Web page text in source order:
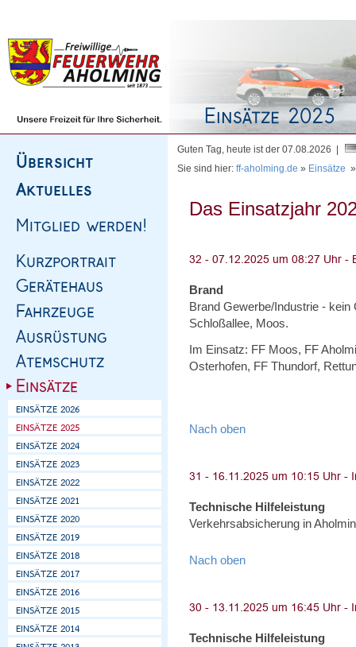
Guten Tag, heute ist der 07.08.2026 |
Sie sind hier: ff-aholming.de » Einsätze
Das Einsatzjahr
Brand
Brand Gewerbe/Industrie - kein
Schloßallee, Moos.
Im Einsatz: FF Moos, FF
Osterhofen, FF Thundorf,
Nach oben
Technische Hilfeleistung
Verkehrsabsicherung in
Nach oben
Technische Hilfeleistung